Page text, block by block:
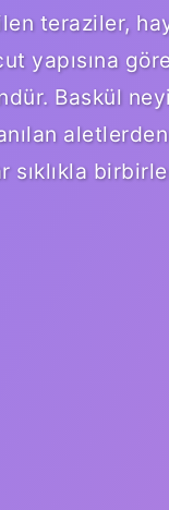
teraziler,
yapısına
Baskül
aletlerden
sıklıkla